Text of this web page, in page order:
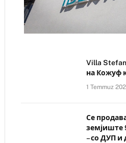
Villa
на Кожуф
1 Temmuz
Се
земјиште
– со ДУП